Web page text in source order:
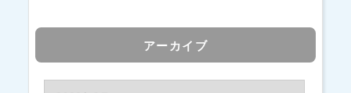
アーカイブ